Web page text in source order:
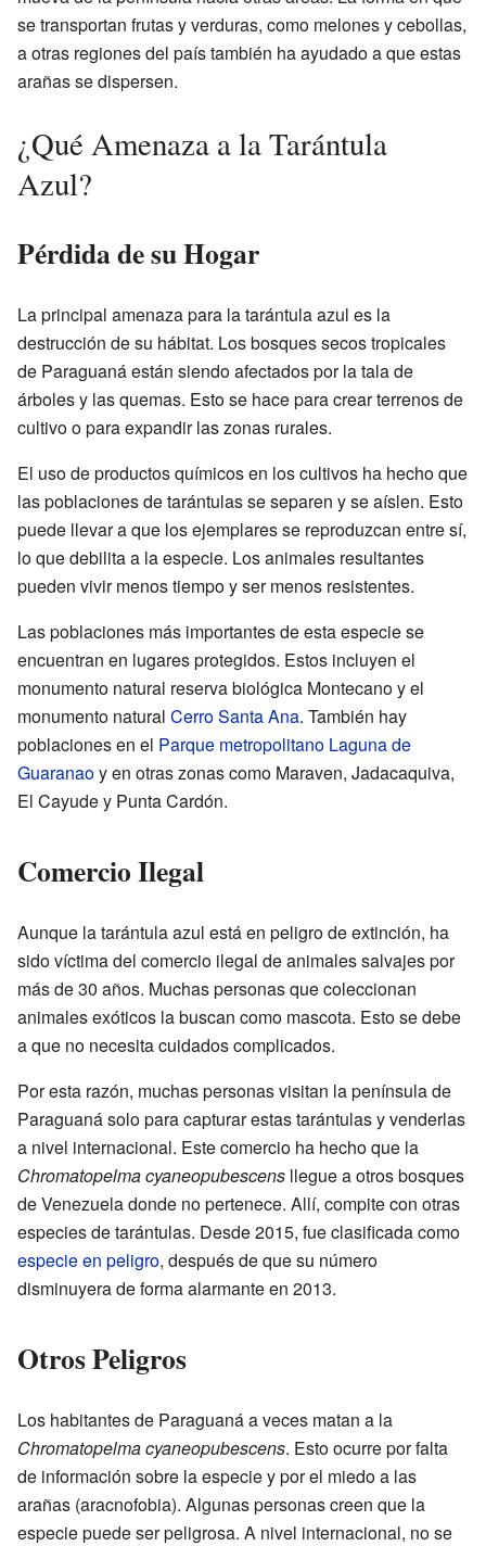
se transportan frutas y verduras, como melones y cebollas,
a otras regiones del país también ha ayudado a que estas
arañas se dispersen.
¿Qué Amenaza a la Tarántula
Azul?
Pérdida de su Hogar
La principal amenaza para la tarántula azul es la
destrucción de su hábitat. Los bosques secos tropicales
de Paraguaná están siendo afectados por la tala de
árboles y las quemas. Esto se hace para crear terrenos de
cultivo o para expandir las zonas rurales.
El uso de productos químicos en los cultivos ha hecho que
las poblaciones de tarántulas se separen y se aíslen. Esto
puede llevar a que los ejemplares se reproduzcan entre sí,
lo que debilita a la especie. Los animales resultantes
pueden vivir menos tiempo y ser menos resistentes.
Las poblaciones más importantes de esta especie se
encuentran en lugares protegidos. Estos incluyen el
monumento natural reserva biológica Montecano y el
monumento natural Cerro Santa Ana. También hay
poblaciones en el Parque metropolitano Laguna de
Guaranaoy en otras zonas como Maraven, Jadacaquiva,
El Cayude y Punta Cardón.
Comercio Ilegal
Aunque la tarántula azul está en peligro de extinción, ha
sido víctima del comercio ilegal de animales salvajes por
más de 30 años. Muchas personas que coleccionan
animales exóticos la buscan como mascota. Esto se debe
a que no necesita cuidados complicados.
Por esta razón, muchas personas visitan la península de
Paraguaná solo para capturar estas tarántulas y venderlas
a nivel internacional. Este comercio ha hecho que la
Chromatopelma cyaneopubescens llegue a otros bosques
de Venezuela donde no pertenece. Allí, compite con otras
especies de tarántulas. Desde 2015, fue clasificada como
especie en peligro, después de que su número
disminuyera de forma alarmante en 2013.
Otros Peligros
Los habitantes de Paraguaná a veces matan a la
Chromatopelma cyaneopubescens. Esto ocurre por falta
de información sobre la especie y por el miedo a las
arañas (aracnofobia). Algunas personas creen que la
especie puede ser peligrosa. A nivel internacional, no se